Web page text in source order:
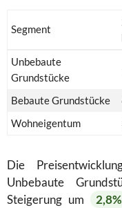
Segment
Unbebaute
Grundstücke
Bebaute Grundstücke
Wohneigentum
Die
Unbebaute
Steigerung um
2,8%